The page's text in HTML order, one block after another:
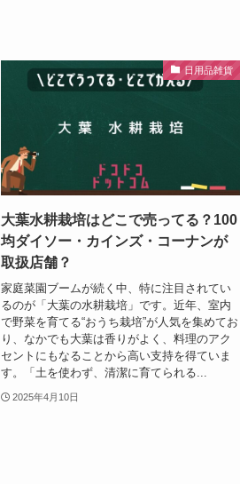
日用品雑貨
大葉水耕栽培はどこで売ってる？100
均ダイソー・カインズ・コーナンが
取扱店舗？
家庭菜園ブームが続く中、特に注目されてい
るのが「大葉の水耕栽培」です。近年、室内
で野菜を育てる“おうち栽培”が人気を集めてお
り、なかでも大葉は香りがよく、料理のアク
セントにもなることから高い支持を得ていま
す。「土を使わず、清潔に育てられる...
2025年4月10日